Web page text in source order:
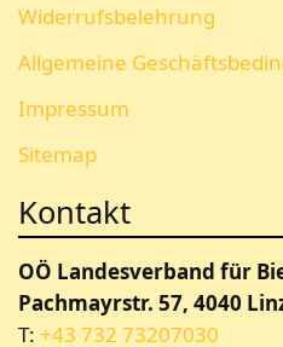
Widerrufsbelehrung
Allgemeine
Impressum
Sitemap
Kontakt
OÖ Landesverband für
Pachmayrstr. 57, 4040
T: +43 732 73207030